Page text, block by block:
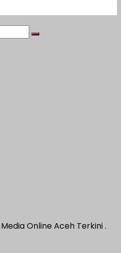
Online Aceh Terkini .